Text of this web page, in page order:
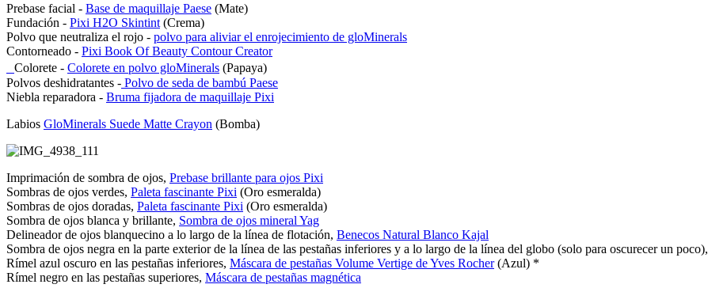
Prebase facial - Base de maquillaje Paese (Mate)
Fundación - Pixi H2O Skintint (Crema)
Polvo que neutraliza el rojo - polvo para aliviar el enrojecimiento de gloMinerals
Contorneado - Pixi Book Of Beauty Contour Creator
Colorete - Colorete en polvo gloMinerals (Papaya)
Polvos deshidratantes - Polvo de seda de bambú Paese
Niebla reparadora - Bruma fijadora de maquillaje Pixi
Labios GloMinerals Suede Matte Crayon (Bomba)
Imprimación de sombra de ojos, Prebase brillante para ojos Pixi
Sombras de ojos verdes, Paleta fascinante Pixi (Oro esmeralda)
Sombras de ojos doradas, Paleta fascinante Pixi (Oro esmeralda)
Sombra de ojos blanca y brillante, Sombra de ojos mineral Yag
Delineador de ojos blanquecino a lo largo de la línea de flotación, Benecos Natural Blanco Kajal
Sombra de ojos negra en la parte exterior de la línea de las pestañas inferiores y a lo largo de la línea del globo (solo para oscurecer un poco),
Rímel azul oscuro en las pestañas inferiores, Máscara de pestañas Volume Vertige de Yves Rocher(Azul) *
Rímel negro en las pestañas superiores, Máscara de pestañas magnética